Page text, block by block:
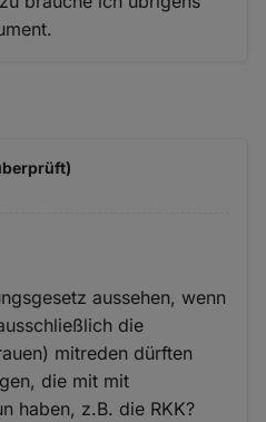
aussehen, wenn
die
mitreden dürften
die mit mit
haben, z.B. die RKK?